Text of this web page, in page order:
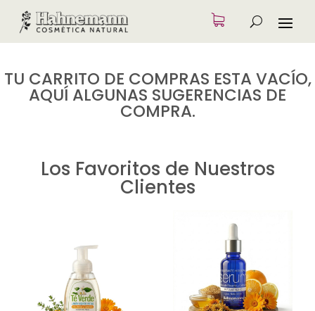
TU CARRITO DE COMPRAS ESTA VACÍO,
AQUÍ ALGUNAS SUGERENCIAS DE
COMPRA.
Los Favoritos de Nuestros
Clientes